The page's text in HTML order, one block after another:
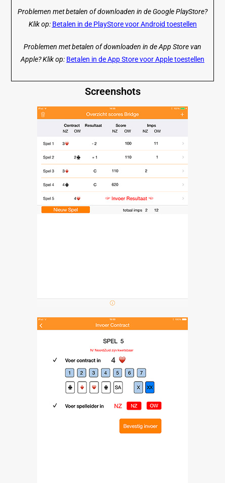
Problemen met betalen of downloaden in de Google PlayStore?
Klik op: Betalen in de PlayStore voor Android toestellen
Problemen met betalen of downloaden in de App Store van
Apple? Klik op: Betalen in de App Store voor Apple toestellen
Screenshots